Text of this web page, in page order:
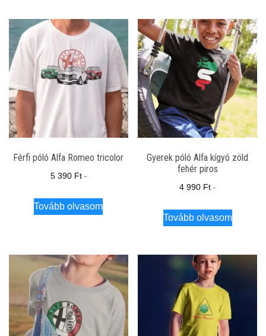
Férfi póló Alfa Romeo tricolor
5 390 Ft -
Tovább olvasom
Gyerek póló Alfa kígyó zöld
fehér piros
4 990 Ft -
Tovább olvasom